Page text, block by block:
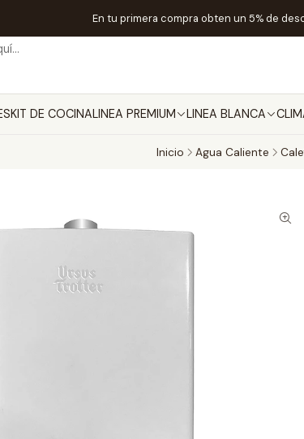
KIT DE COCINALINEA PREMIUM LINEA BLANCA
En tu primera compra obten un 5% de
Inicio Agua Caliente